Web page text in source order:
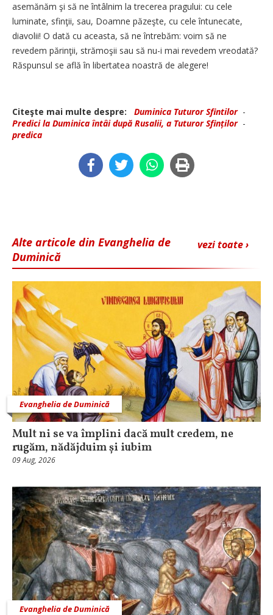
asemănăm şi să ne întâlnim la trecerea pragului: cu cele
luminate, sfinţii, sau, Doamne păzeşte, cu cele întunecate,
diavolii! O dată cu aceasta, să ne întrebăm: voim să ne
revedem părinţii, strămoşii sau să nu-i mai revedem vreodată?
Răspunsul se află în libertatea noastră de alegere!
Citeşte mai multe despre: Duminica Tuturor Sfintilor-
Predici la Duminica întâi după Rusalii, a Tuturor Sfinților-
predica
vezi toate ›
Alte articole din Evanghelia de
Duminică
Evanghelia de Duminică
Mult ni se va împlini dacă mult credem, ne
rugăm, nădăjduim și iubim
09 Aug, 2026
Evanghelia de Duminică